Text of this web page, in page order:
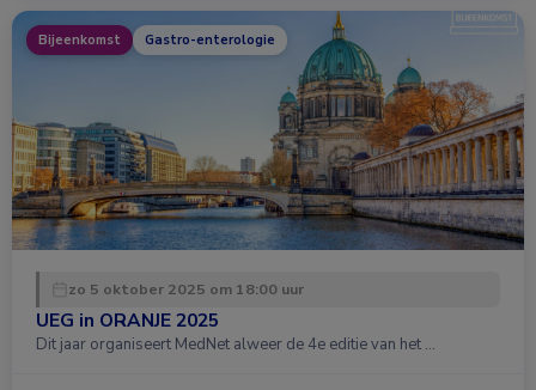
Bijeenkomst Gastro-enterologie
zo 5 oktober 2025 om 18:00 uur
UEG in ORANJE 2025
Dit jaar organiseert MedNet alweer de 4e editie van het …